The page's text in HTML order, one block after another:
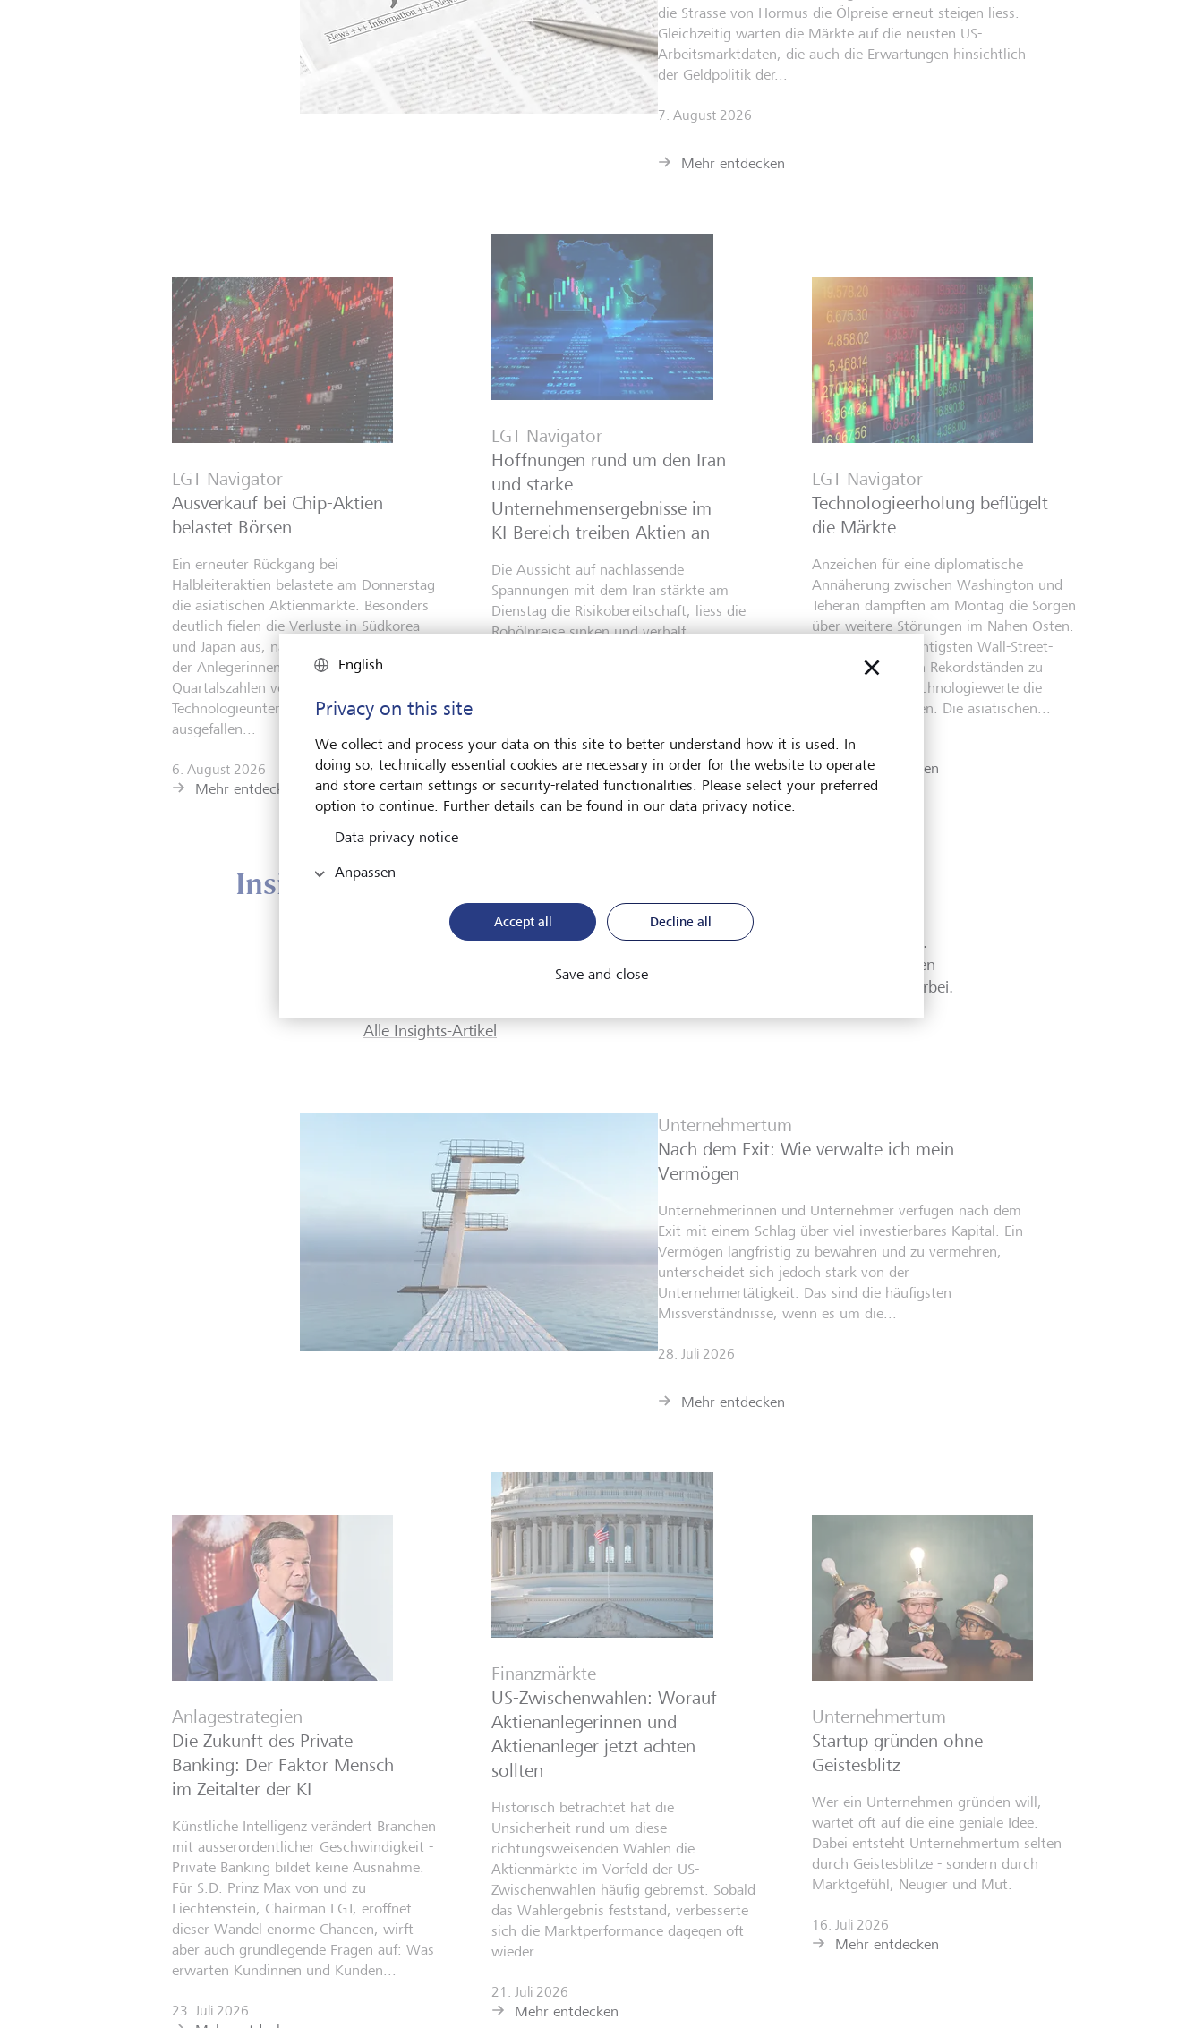
die Strasse von Hormus die Ölpreise erneut steigen liess.
Gleichzeitig warten die Märkte auf die neusten US-
Arbeitsmarktdaten, die auch die Erwartungen hinsichtlich
der Geldpolitik der...
7. August 2026
Mehr entdecken
LGT Navigator
Ausverkauf bei Chip-Aktien
belastet Börsen
Ein erneuter Rückgang bei
Halbleiteraktien belastete am Donnerstag
die asiatischen Aktienmärkte. Besonders
deutlich fielen die Verluste in Südkorea
und Japan aus, nachdem die Reaktionen
der Anlegerinnen und Anleger auf die
Quartalszahlen von US-
Technologieunternehmen enttäuschend
ausgefallen...
6. August 2026
Mehr entdecken
LGT Navigator
Hoffnungen rund um den Iran
und starke
Unternehmensergebnisse im
KI-Bereich treiben Aktien an
Die Aussicht auf nachlassende
Spannungen mit dem Iran stärkte am
Dienstag die Risikobereitschaft, liess die
Rohölpreise sinken und verhalf
5. August 2026
Mehr entdecken
LGT Navigator
Technologieerholung beflügelt
die Märkte
Anzeichen für eine diplomatische
Annäherung zwischen Washington und
Teheran dämpften am Montag die Sorgen
über weitere Störungen im Nahen Osten.
Dies half den wichtigsten Wall-Street-
Indizes, sich ihren Rekordständen zu
nähern, wobei Technologiewerte die
Gewinne anführten. Die asiatischen...
4. August 2026
Mehr entdecken
Insights
Unsere "Insights" sollen Sie unterhalten, inspirieren, überraschen und informieren.
Externe und interne Autorinnen und Autoren schreiben spannende Beiträge zu den
Bereichen Wirtschaft und Finanzen sowie Kunst und Gesellschaft. Schauen Sie vorbei.
Alle Insights-Artikel
Unternehmertum
Nach dem Exit: Wie verwalte ich mein
Vermögen
Unternehmerinnen und Unternehmer verfügen nach dem
Exit mit einem Schlag über viel investierbares Kapital. Ein
Vermögen langfristig zu bewahren und zu vermehren,
unterscheidet sich jedoch stark von der
Unternehmertätigkeit. Das sind die häufigsten
Missverständnisse, wenn es um die...
28. Juli 2026
Mehr entdecken
Anlagestrategien
Die Zukunft des Private
Banking: Der Faktor Mensch
im Zeitalter der KI
Künstliche Intelligenz verändert Branchen
mit ausserordentlicher Geschwindigkeit -
Private Banking bildet keine Ausnahme.
Für S.D. Prinz Max von und zu
Liechtenstein, Chairman LGT, eröffnet
dieser Wandel enorme Chancen, wirft
aber auch grundlegende Fragen auf: Was
erwarten Kundinnen und Kunden...
23. Juli 2026
Finanzmärkte
US-Zwischenwahlen: Worauf
Aktienanlegerinnen und
Aktienanleger jetzt achten
sollten
Historisch betrachtet hat die
Unsicherheit rund um diese
richtungsweisenden Wahlen die
Aktienmärkte im Vorfeld der US-
Zwischenwahlen häufig gebremst. Sobald
das Wahlergebnis feststand, verbesserte
sich die Marktperformance dagegen oft
wieder.
21. Juli 2026
Mehr entdecken
Unternehmertum
Startup gründen ohne
Geistesblitz
Wer ein Unternehmen gründen will,
wartet oft auf die eine geniale Idee.
Dabei entsteht Unternehmertum selten
durch Geistesblitze - sondern durch
Marktgefühl, Neugier und Mut.
16. Juli 2026
Mehr entdecken
English
Privacy on this site
We collect and process your data on this site to better understand how it is used. In
doing so, technically essential cookies are necessary in order for the website to operate
and store certain settings or security-related functionalities. Please select your preferred
option to continue. Further details can be found in our data privacy notice.
Data privacy notice
Anpassen
Accept all Decline all
Save and close